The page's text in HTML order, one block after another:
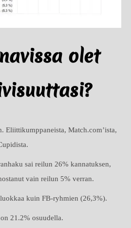
olet
Eliittikumppaneista, Match.com’ista,
sai reilun 26% kannatuksen,
vain reilun 5% verran.
kuin FB-ryhmien (26,3%).
21.2% osuudella.